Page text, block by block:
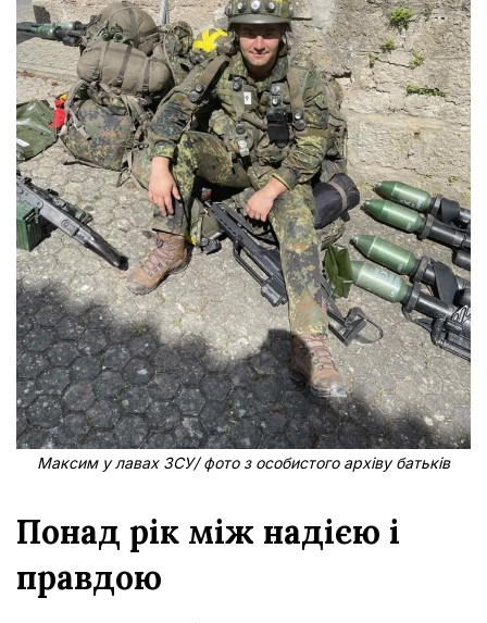
Максим у лавах ЗСУ/ фото з особистого архіву батьків
Понад рік між надією і
правдою